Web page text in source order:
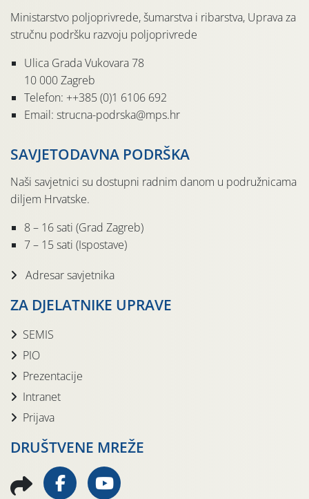
Ministarstvo poljoprivrede, šumarstva i ribarstva, Uprava za
stručnu podršku razvoju poljoprivrede
Ulica Grada Vukovara 78
10 000 Zagreb
Telefon: ++385 (0)1 6106 692
Email: strucna-podrska@mps.hr
SAVJETODAVNA PODRŠKA
Naši savjetnici su dostupni radnim danom u podružnicama
diljem Hrvatske.
8 – 16 sati (Grad Zagreb)
7 – 15 sati (Ispostave)
Adresar savjetnika
ZA DJELATNIKE UPRAVE
SEMIS
PIO
Prezentacije
Intranet
Prijava
DRUŠTVENE MREŽE